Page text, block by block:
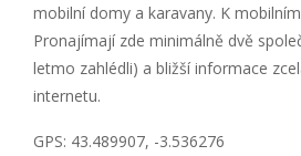
mobilní domy a karavany. K
Pronajímají zde minimálně dvě
letmo zahlédli) a bližší informace
internetu.
GPS: 43.489907, -3.536276